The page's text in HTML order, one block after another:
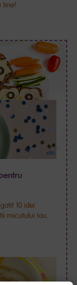
tine!
10 idei
micutului tau.